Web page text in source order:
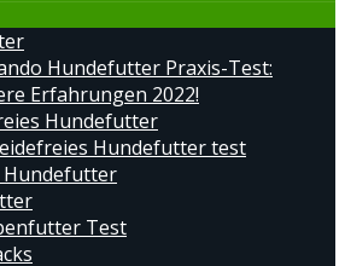
Hundefutter Praxis-Test:
Erfahrungen 2022!
Hundefutter
Hundefutter test
Test